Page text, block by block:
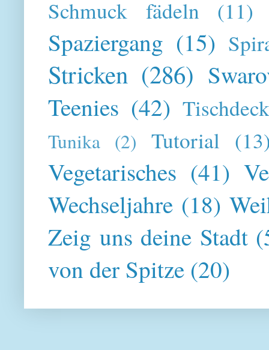
Schmuck fädeln (11)
Spaziergang (15)
Stricken (286)
Teenies (42)
Tunika (2) Tutorial
Vegetarisches (41)
Wechseljahre (18)
Zeig uns deine Stadt
von der Spitze (20)